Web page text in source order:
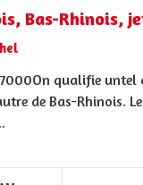
Bas-Rhinois,
qualifie untel
de Bas-Rhinois.